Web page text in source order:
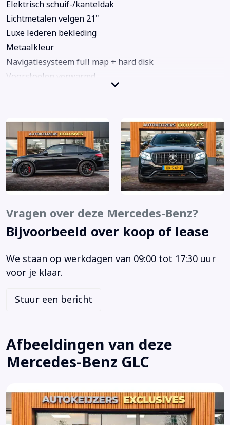
Elektrisch schuif-/kanteldak
Lichtmetalen velgen 21"
Luxe lederen bekleding
Metaalkleur
Navigatiesysteem full map + hard disk
Voorstoelen verwarmd
Voorstoelen verwarmd en geventileerd
Achteropkomend verkeer waarschuwing
Achteruitrijcamera
Adaptief demping systeem
Alarm klasse 1(startblokkering)
Aluminium interieur afwerking
Anti Blokkeer Systeem
Armsteun achter
Armsteun voor
Autonomous Emergency Braking
Bandenspanningscontrolesysteem
Binnenspiegel automatisch dimmend
Brake Assist System
Buitenspiegel(s) automatisch dimmend
Buitenspiegels elektrisch verstel- en verwarmbaar
Buitenspiegels met verlichting
Carbonafwerking interieur
Vragen over deze Mercedes-Benz?
Bijvoorbeeld over koop of lease
We staan op werkdagen van 09:00 tot 17:30 uur
voor je klaar.
Stuur een bericht
Afbeeldingen van deze
Mercedes-Benz GLC